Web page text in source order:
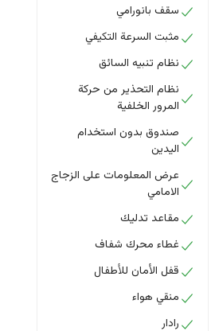
سقف بانورامي
مثبت السرعة التكيفي
نظام تنبيه السائق
نظام التحذير من حركة
المرور الخلفية
صندوق بدون استخدام
اليدين
عرض المعلومات على الزجاج
الامامي
مقاعد تدليك
غطاء محرك شفاف
قفل الأمان للأطفال
منقي هواء
رادار